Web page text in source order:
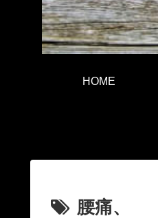
HOME
腰痛、